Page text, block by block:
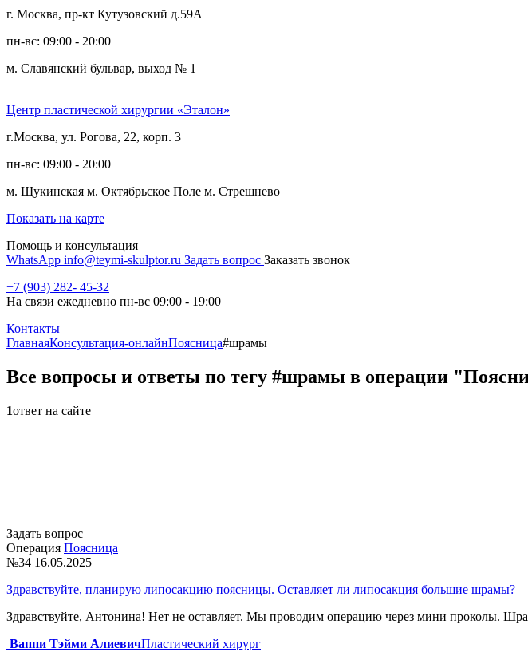
г. Москва, пр-кт Кутузовский д.59А
пн-вс: 09:00 - 20:00
м. Славянский бульвар, выход № 1
Центр пластической хирургии «Эталон»
г.Москва, ул. Рогова, 22, корп. 3
пн-вс: 09:00 - 20:00
м. Щукинская м. Октябрьское Поле м. Стрешнево
Показать на карте
Помощь и консультация
WhatsApp info@teymi-skulptor.ru Задать вопрос Заказать звонок
+7 (903) 282- 45-32
На связи ежедневно пн-вс 09:00 - 19:00
Контакты
ГлавнаяКонсультация-онлайнПоясница#шрамы
Все вопросы и ответы по тегу #шрамы в операции
1ответ на сайте
Задать вопрос
Операция Поясница
№34 16.05.2025
Здравствуйте, планирую липосакцию поясницы. Оставляет ли липосакция большие шрамы?
Здравствуйте, Антонина! Нет не оставляет. Мы проводим операцию через
Ваппи Тэйми АлиевичПластический хирург